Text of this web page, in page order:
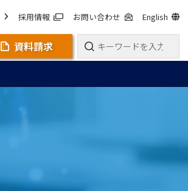
採用情報 お問い合わせ English
資料請求